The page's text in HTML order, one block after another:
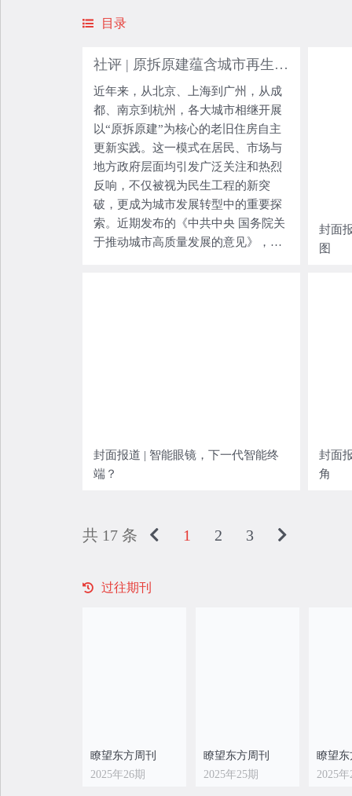
目录
社评 | 原拆原建蕴含城市再生哲学
近年来，从北京、上海到广州，从成
都、南京到杭州，各大城市相继开展
以“原拆原建”为核心的老旧住房自主
更新实践。这一模式在居民、市场与
地方政府层面均引发广泛关注和热烈
反响，不仅被视为民生工程的新突
破，更成为城市发展转型中的重要探
索。近期发布的《中共中央 国务院关
于推动城市高质量发展的意见》，首
封面
图
封面报道 | 智能眼镜，下一代智能终
端？
封面
角
共 17 条 1 2 3
过往期刊
瞭望东方周刊
2025年26期
瞭望东方周刊
2025年25期
瞭望
2025年